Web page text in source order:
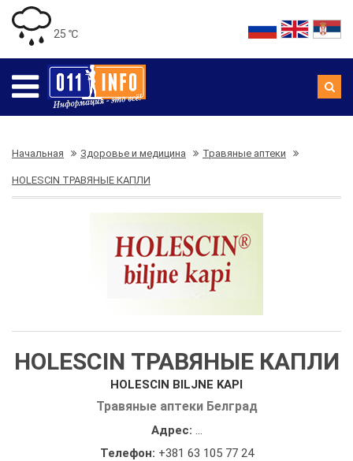
25 ℃
Начальная Здоровье и медицина Травяные аптеки
HOLESCIN ТРАВЯНЫЕ КАПЛИ
HOLESCIN ТРАВЯНЫЕ КАПЛИ
HOLESCIN BILJNE KAPI
Травяные аптеки Белград
Адрес: ...
Телефон: +381 63 105 77 24